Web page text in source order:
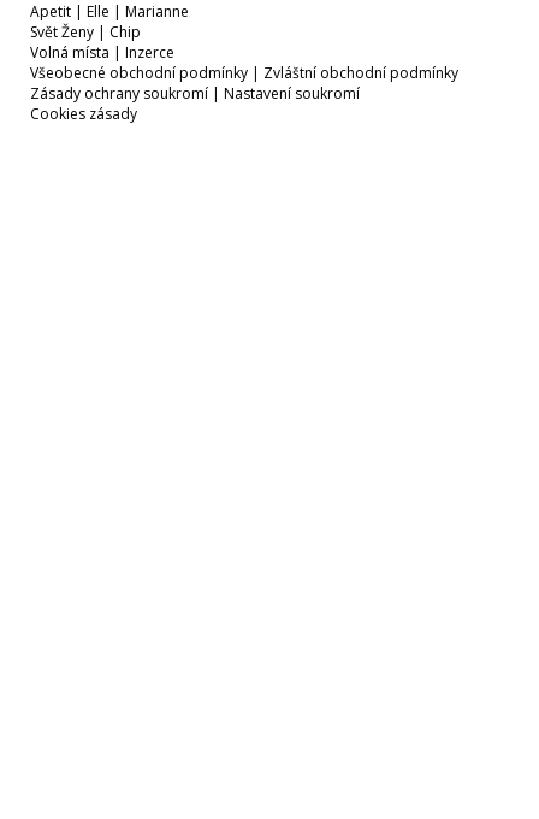
Apetit | Elle | Marianne
Svět Ženy | Chip
Volná místa | Inzerce
Všeobecné obchodní podmínky | Zvláštní obchodní podmínky
Zásady ochrany soukromí | Nastavení soukromí
Cookies zásady